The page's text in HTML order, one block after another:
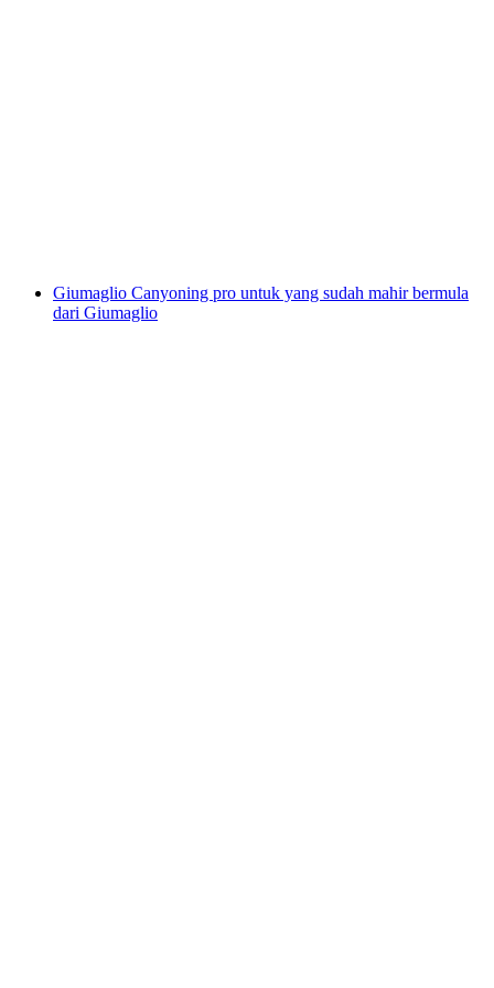
Giumaglio Canyoning pro untuk yang sudah mahir bermula
dari Giumaglio